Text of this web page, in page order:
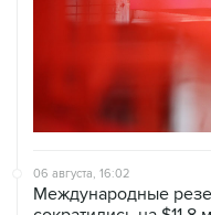
06 августа, 16:02
Международные